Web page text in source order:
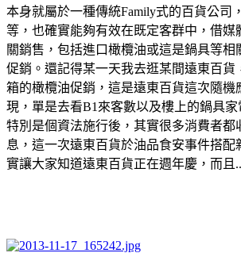
本身就屬於一種傳統Family式的百貨公司
等，也確實能夠有效在既定客群中，借媒
關銷售，包括進口橄欖油或這是鍋具等相
促銷。還記得某一天我去逛某間遠東百貨
箱的橄欖油促銷，這是遠東百貨這次隨機
現，單是去看B1 來客數以及樓上的鍋具家
特別是個資法施行後，其實很多消費者都
息，這一次遠東百貨於油品食安事件搭配
實讓大家知道遠東百貨正在週年慶，而且